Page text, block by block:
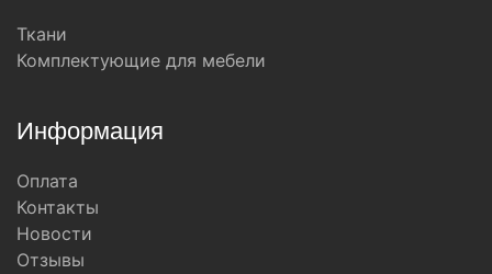
Ткани
Комплектующие для мебели
Информация
Оплата
Контакты
Новости
Отзывы